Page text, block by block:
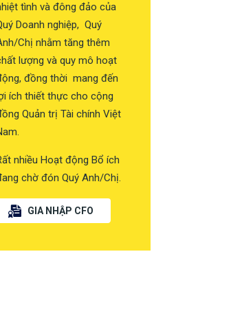
tình và đông đảo của
Doanh nghiệp, Quý
Chị nhằm tăng thêm
lượng và quy mô hoạt
đồng thời mang đến
ích thiết thực cho cộng
Quản trị Tài chính Việt
nhiều Hoạt động Bổ ích
chờ đón Quý Anh/Chị.
GIA NHẬP CFO